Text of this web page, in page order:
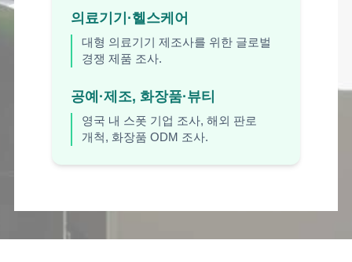
의료기기·헬스케어
대형 의료기기 제조사를 위한 글로벌
경쟁 제품 조사.
공예·제조, 화장품·뷰티
영국 내 스폿 기업 조사, 해외 판로
개척, 화장품 ODM 조사.